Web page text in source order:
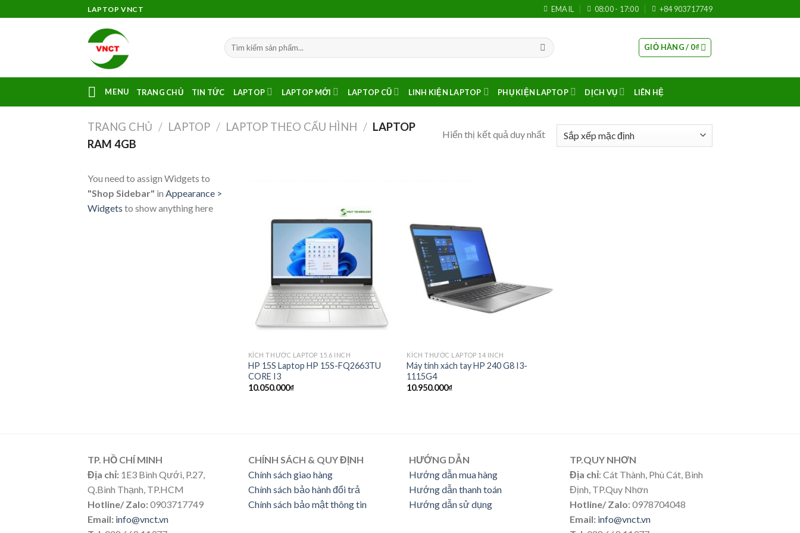
to
LAPTOP VNCT EMAIL 08:00 - 17:00 +84 903717749
GIỎ HÀNG / 0₫
MENU TRANG CHỦ TIN TỨC LAPTOP LAPTOP MỚI LAPTOP CŨ LINH KIỆN LAPTOP PHỤ KIỆN LAPTOP DỊCH VỤ LIÊN HỆ
TRANG CHỦ / LAPTOP / LAPTOP THEO CẤU HÌNH / LAPTOP
RAM 4GB
Hiển thị kết quả duy nhất
You need to assign Widgets to
"Shop Sidebar" in Appearance >
Widgets to show anything here
KÍCH THƯỚC LAPTOP 15.6 INCH
HP 15S Laptop HP 15S-FQ2663TU
CORE I3
10.050.000₫
KÍCH THƯỚC LAPTOP 14 INCH
Máy tính xách tay HP 240 G8 I3-
1115G4
10.950.000₫
TP. HỒ CHÍ MINH
Địa chỉ: 1E3 Bình Qưới, P.27,
Q.Bình Thạnh, TP.HCM
Hotline/ Zalo:0903717749
Email: info@vnct.vn
CHÍNH SÁCH & QUY ĐỊNH
Chính sách giao hàng
Chính sách bảo hành đổi trả
Chính sách bảo mật thông tin
HƯỚNG DẪN
Hướng dẫn mua hàng
Hướng dẫn thanh toán
Hướng dẫn sử dụng
TP.QUY NHƠN
Địa chỉ: Cát Thành, Phù Cát, Bình
Định, TP.Quy Nhơn
Hotline/ Zalo: 0978704048
Email: info@vnct.vn